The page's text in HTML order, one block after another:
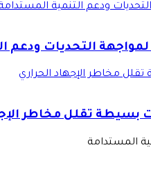
ودعم التنمية
لمواجهة التحديات ودعم
مخاطر الإجهاد الحراري
بسيطة تقلل مخاطر
المستدامة